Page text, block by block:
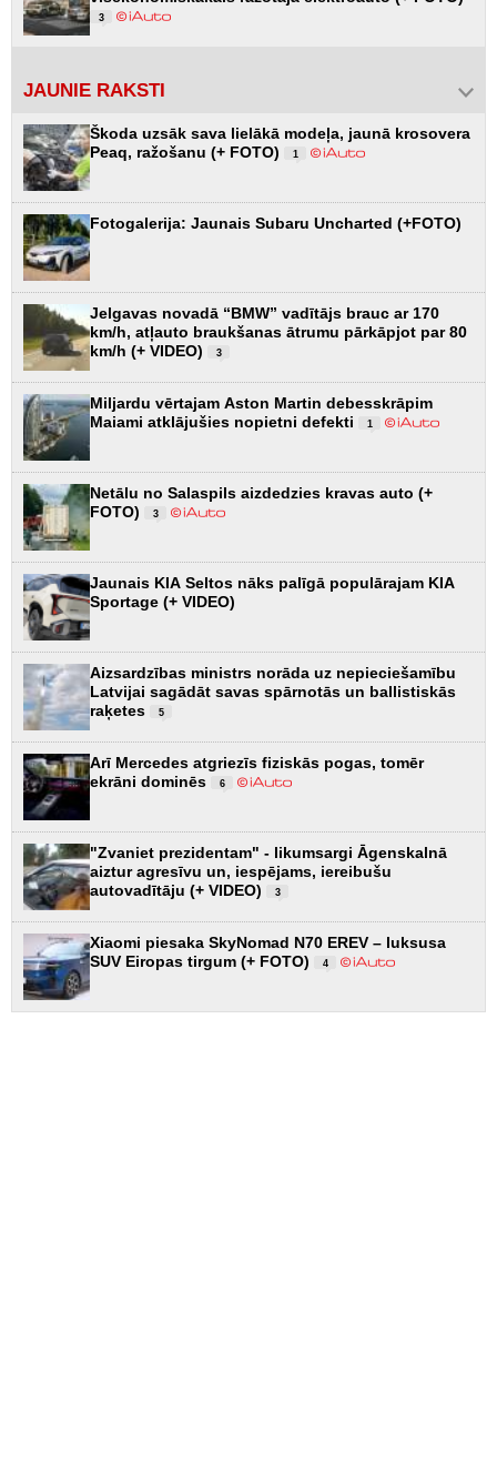
3
JAUNIE RAKSTI
Škoda uzsāk sava lielākā modeļa, jaunā krosovera
Peaq, ražošanu (+ FOTO)
1
Fotogalerija: Jaunais Subaru Uncharted (+FOTO)
Jelgavas novadā “BMW” vadītājs brauc ar 170
km/h, atļauto braukšanas ātrumu pārkāpjot par 80
km/h (+ VIDEO)
3
Miljardu vērtajam Aston Martin debesskrāpim
Maiami atklājušies nopietni defekti
1
Netālu no Salaspils aizdedzies kravas auto (+
FOTO)
3
Jaunais KIA Seltos nāks palīgā populārajam KIA
Sportage (+ VIDEO)
Aizsardzības ministrs norāda uz nepieciešamību
Latvijai sagādāt savas spārnotās un ballistiskās
raķetes
5
Arī Mercedes atgriezīs fiziskās pogas, tomēr
ekrāni dominēs
6
"Zvaniet prezidentam" - likumsargi Āgenskalnā
aiztur agresīvu un, iespējams, iereibušu
autovadītāju (+ VIDEO)
3
Xiaomi piesaka SkyNomad N70 EREV – luksusa
SUV Eiropas tirgum (+ FOTO)
4